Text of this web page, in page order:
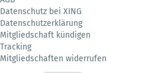
Datenschutz bei XING
Datenschutzerklärung
Mitgliedschaft kündigen
Tracking
Mitgliedschaften widerrufen